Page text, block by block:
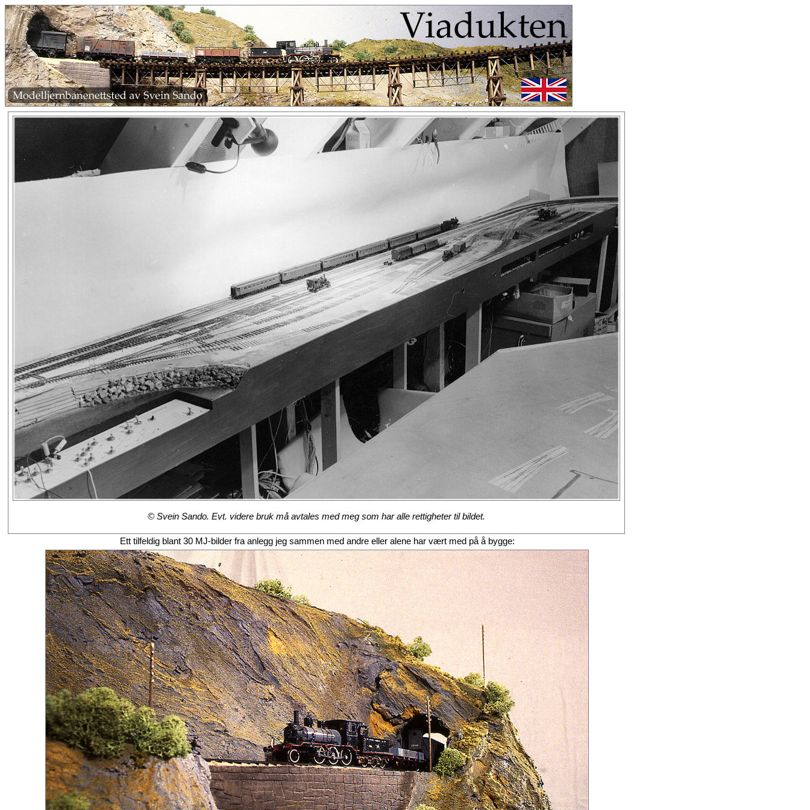
© Svein Sando. Evt. videre bruk må avtales med meg som har alle rettigheter til bildet.
Ett tilfeldig blant 30 MJ-bilder fra anlegg jeg sammen med andre eller alene har vært med på å bygge: